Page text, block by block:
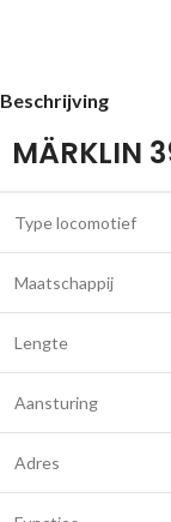
Beschrijving
MÄRKLIN
Type locomotief
Maatschappij
Lengte
Aansturing
Adres